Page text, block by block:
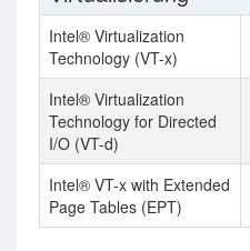
Intel® Virtualization
Technology (VT-x)
Intel® Virtualization
Technology for Directed
I/O (VT-d)
Intel® VT-x with Extended
Page Tables (EPT)